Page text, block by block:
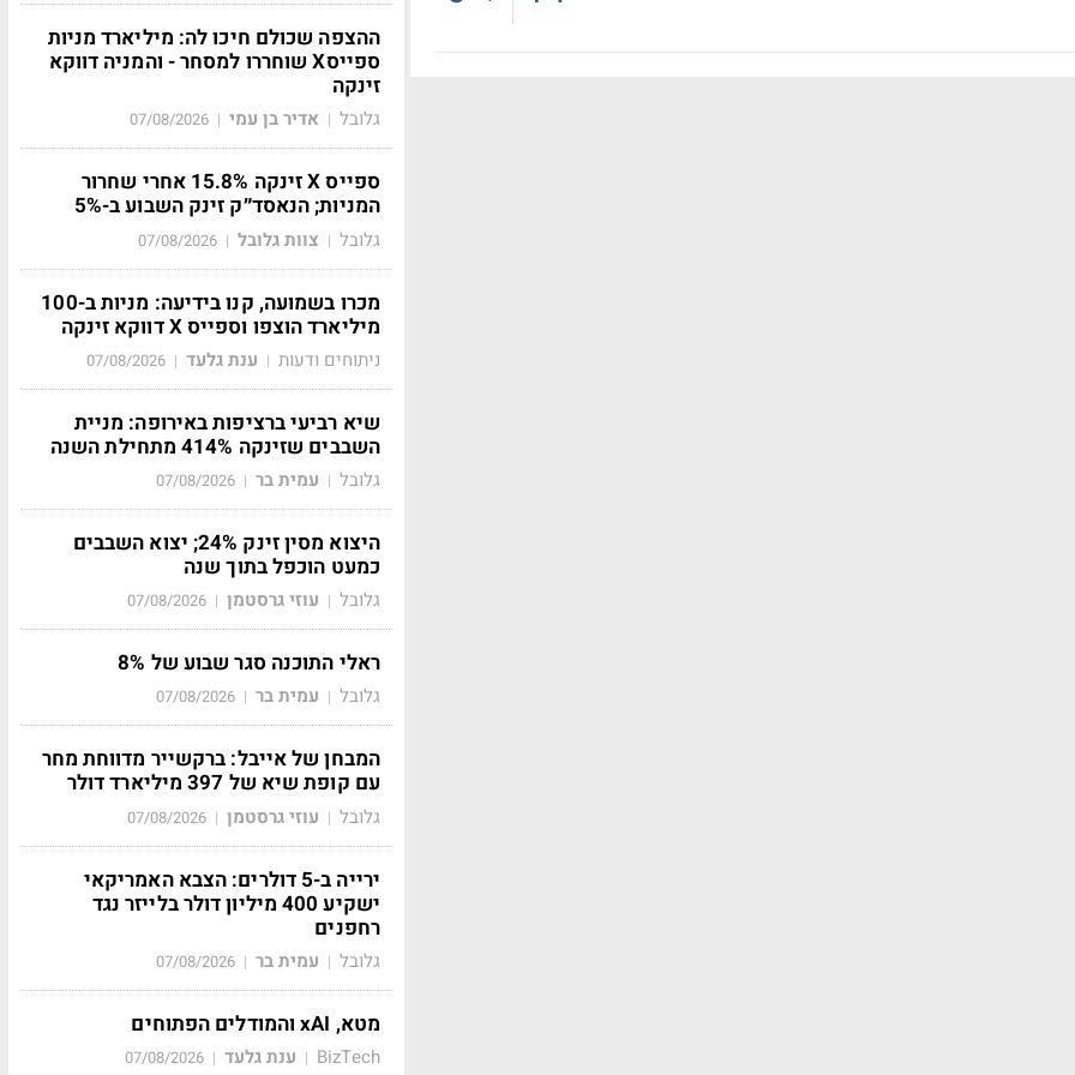
ההצפה שכולם חיכו לה: מיליארד מניות
ספייסX שוחררו למסחר - והמניה דווקא
זינקה
גלובל | אדיר בן עמי |
07/08/2026
ספייס X זינקה 15.8% אחרי שחרור
המניות; הנאסד״ק זינק השבוע ב-5%
גלובל | צוות גלובל |
07/08/2026
מכרו בשמועה, קנו בידיעה: מניות ב-100
מיליארד הוצפו וספייס X דווקא זינקה
ניתוחים ודעות | ענת גלעד |
07/08/2026
שיא רביעי ברציפות באירופה: מניית
השבבים שזינקה 414% מתחילת השנה
גלובל | עמית בר |
07/08/2026
היצוא מסין זינק 24%; יצוא השבבים
כמעט הוכפל בתוך שנה
גלובל | עוזי גרסטמן |
07/08/2026
ראלי התוכנה סגר שבוע של 8%
גלובל | עמית בר |
07/08/2026
המבחן של אייבל: ברקשייר מדווחת מחר
עם קופת שיא של 397 מיליארד דולר
גלובל | עוזי גרסטמן |
07/08/2026
ירייה ב-5 דולרים: הצבא האמריקאי
ישקיע 400 מיליון דולר בלייזר נגד
רחפנים
גלובל | עמית בר |
07/08/2026
מטא, xAI והמודלים הפתוחים
BizTech
| ענת גלעד |
07/08/2026